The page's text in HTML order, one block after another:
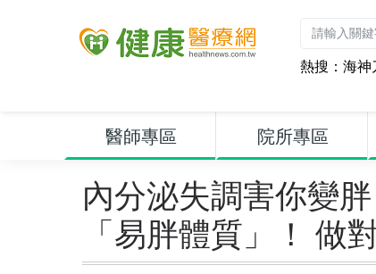
熱搜： 海神
醫師專區 院所專區
內分泌失調害你變
「易胖體質」！ 做